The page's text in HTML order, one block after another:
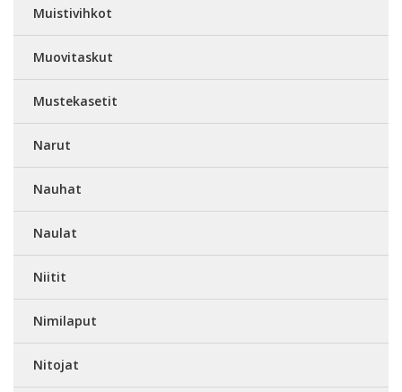
Muistivihkot
Muovitaskut
Mustekasetit
Narut
Nauhat
Naulat
Niitit
Nimilaput
Nitojat